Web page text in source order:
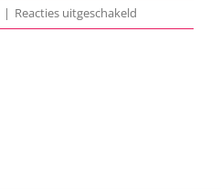
| Reacties uitgeschakeld
Tony-